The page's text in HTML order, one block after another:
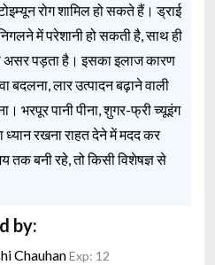
रोग शामिल हो सकते हैं। ड्राई
में परेशानी हो सकती है, साथ ही
असर पड़ता है। इसका इलाज कारण
बदलना, लार उत्पादन बढ़ाने वाली
भरपूर पानी पीना, शुगर-फ्री च्यूइंग
रखना राहत देने में मदद कर
बनी रहे, तो किसी विशेषज्ञ से
by:
ChauhanExp: 12